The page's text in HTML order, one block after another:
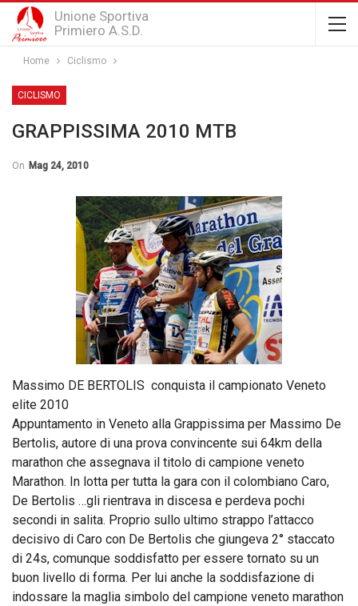
Unione Sportiva
Primiero A.S.D.
Home Ciclismo
CICLISMO
GRAPPISSIMA 2010 MTB
On Mag 24, 2010
Massimo DE BERTOLIS conquista il campionato Veneto
elite 2010
Appuntamento in Veneto alla Grappissima per Massimo De
Bertolis, autore di una prova convincente sui 64km della
marathon che assegnava il titolo di campione veneto
Marathon. In lotta per tutta la gara con il colombiano Caro,
De Bertolis …gli rientrava in discesa e perdeva pochi
secondi in salita. Proprio sullo ultimo strappo l’attacco
decisivo di Caro con De Bertolis che giungeva 2° staccato
di 24s, comunque soddisfatto per essere tornato su un
buon livello di forma. Per lui anche la soddisfazione di
indossare la maglia simbolo del campione veneto marathon